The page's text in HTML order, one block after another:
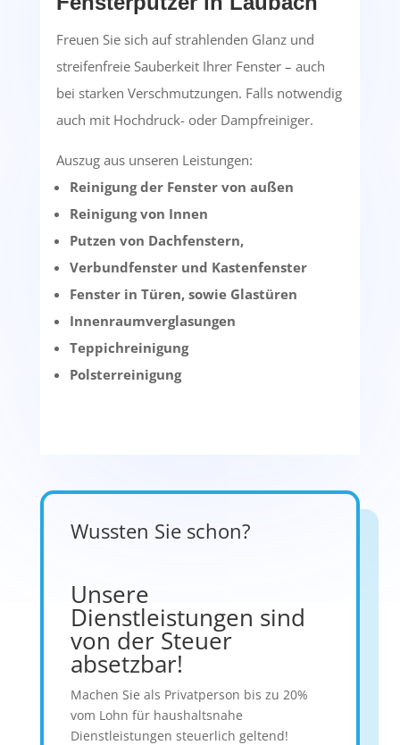
Freuen Sie sich auf strahlenden Glanz und
streifenfreie Sauberkeit Ihrer Fenster – auch
bei starken Verschmutzungen. Falls notwendig
auch mit Hochdruck- oder Dampfreiniger.
Auszug aus unseren Leistungen:
Reinigung der Fenster von außen
Reinigung von Innen
Putzen von Dachfenstern,
Verbundfenster und Kastenfenster
Fenster in Türen, sowie Glastüren
Innenraumverglasungen
Teppichreinigung
Polsterreinigung
Wussten Sie schon?
Unsere
Dienstleistungen sind
von der Steuer
absetzbar!
Machen Sie als Privatperson bis zu 20%
vom Lohn für haushaltsnahe
Dienstleistungen steuerlich geltend!